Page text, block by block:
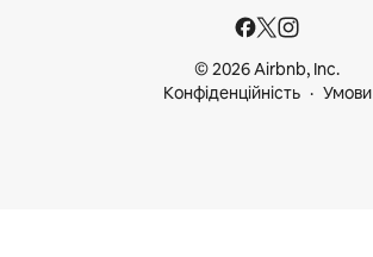
© 2026 Airbnb, Inc.
Конфіденційність
Умови